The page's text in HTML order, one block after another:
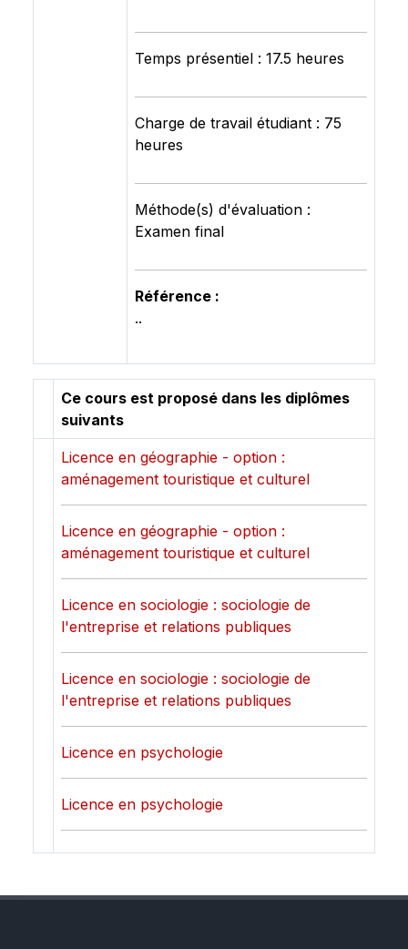
Temps présentiel : 17.5 heures
Charge de travail étudiant : 75
heures
Méthode(s) d'évaluation :
Examen final
Référence :
..
Ce cours est proposé dans les diplômes
suivants
Licence en géographie - option :
aménagement touristique et culturel
Licence en géographie - option :
aménagement touristique et culturel
Licence en sociologie : sociologie de
l'entreprise et relations publiques
Licence en sociologie : sociologie de
l'entreprise et relations publiques
Licence en psychologie
Licence en psychologie